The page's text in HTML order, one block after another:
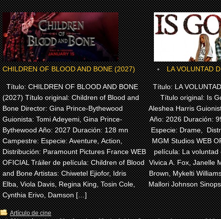
CHILDREN OF BLOOD AND BONE (2027)
Título: CHILDREN OF BLOOD AND BONE
(2027) Título original: Children of Blood and
Bone Director: Gina Prince-Bythewood
Guionista: Tomi Adeyemi, Gina Prince-
Bythewood Año: 2027 Duración: 128 mn
Campestre: Especie: Aventure, Action,
Distribución: Paramount Pictures France WEB
OFICIAL Tráiler de película: Children of Blood
and Bone Artistas: Chiwetel Ejiofor, Idris
Elba, Viola Davis, Regina King, Tosin Cole,
Cynthia Erivo, Damson […]
LA VOLUNTAD
Título: LA
Título original: Is
Aleshea Harris
Año: 2026 Duración:
Especie: Drame,
MGM Studios WEB
película: La voluntad
Vivica A. Fox, Janelle
Brown, Mykelti
Mallori Johnson
Artículo de cine